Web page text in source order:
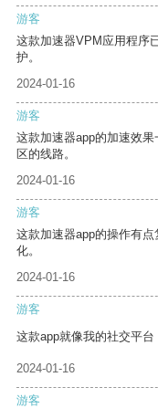
游客
这款加速器VPM应用程序
护。
2024-01-16
游客
这款加速器app的加速效
区的线路。
2024-01-16
游客
这款加速器app的操作有
化。
2024-01-16
游客
这款app就像我的社交平台
2024-01-16
游客